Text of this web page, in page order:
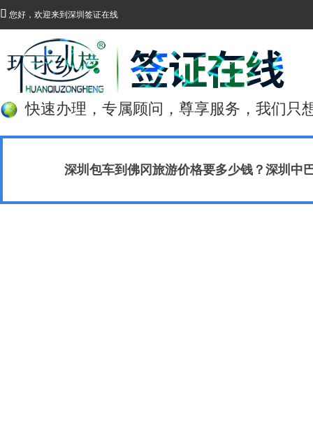
 您好，欢迎来到深圳签证在线
快速办理，专属顾问，尊享服务，我们只
深圳包车到佛冈旅游价格要多少钱？深圳中